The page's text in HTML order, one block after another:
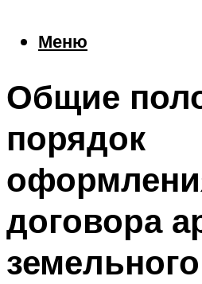
Меню
Общие
порядок
договора